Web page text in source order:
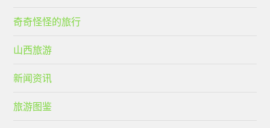
奇奇怪怪的旅行
山西旅游
新闻资讯
旅游图鉴